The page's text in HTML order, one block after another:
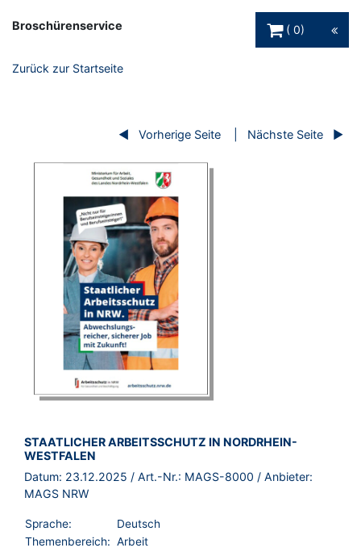
Broschürenservice
0
Zurück zur Startseite
Vorherige Seite Nächste Seite
BROSCHÜRE:
STAATLICHER ARBEITSSCHUTZ IN NORDRHEIN-
WESTFALEN
Datum: 23.12.2025 / Art.-Nr.: MAGS-8000 / Anbieter:
MAGS NRW
Sprache:
Deutsch
Themenbereich: Arbeit